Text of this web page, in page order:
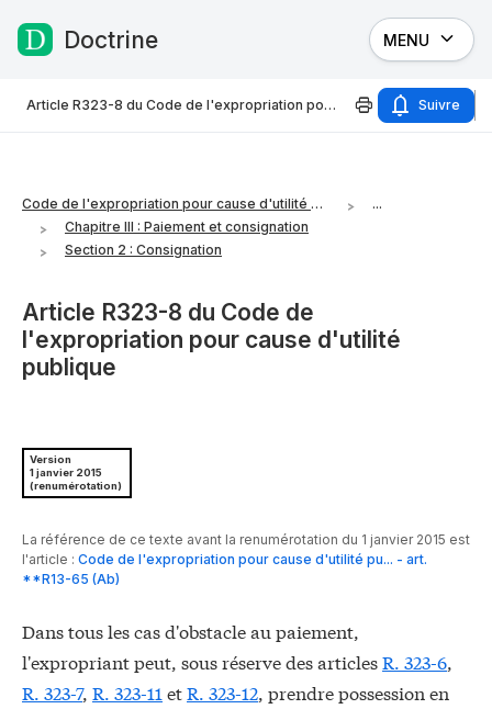
Passer au contenu
Doctrine MENU
Article R323-8 du Code de l'expropriation pour cause d'utilité publique Suivre
Code de l'expropriation pour cause d'utilité publique
...
Chapitre III : Paiement et consignation
Section 2 : Consignation
Article R323-8 du Code de
l'expropriation pour cause d'utilité
publique
Version
1 janvier 2015
(renumérotation)
La référence de ce texte avant la renumérotation du 1 janvier 2015 est
l'article : Code de l'expropriation pour cause d'utilité pu... - art.
**R13-65 (Ab)
Dans tous les cas d'obstacle au paiement,
l'expropriant peut, sous réserve des articlesR. 323-6,
R. 323-7, R. 323-11 etR. 323-12, prendre possession en